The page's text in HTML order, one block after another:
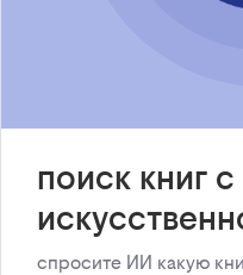
поиск книг
спросите ИИ какую